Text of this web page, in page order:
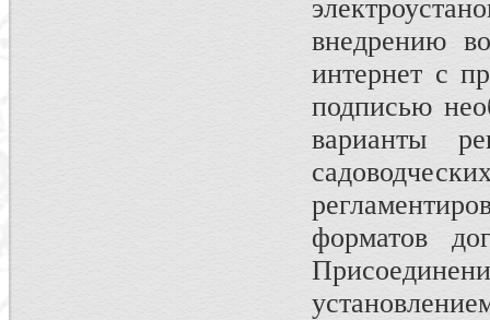
внедрению
интернет с
подписью
варианты
форматов